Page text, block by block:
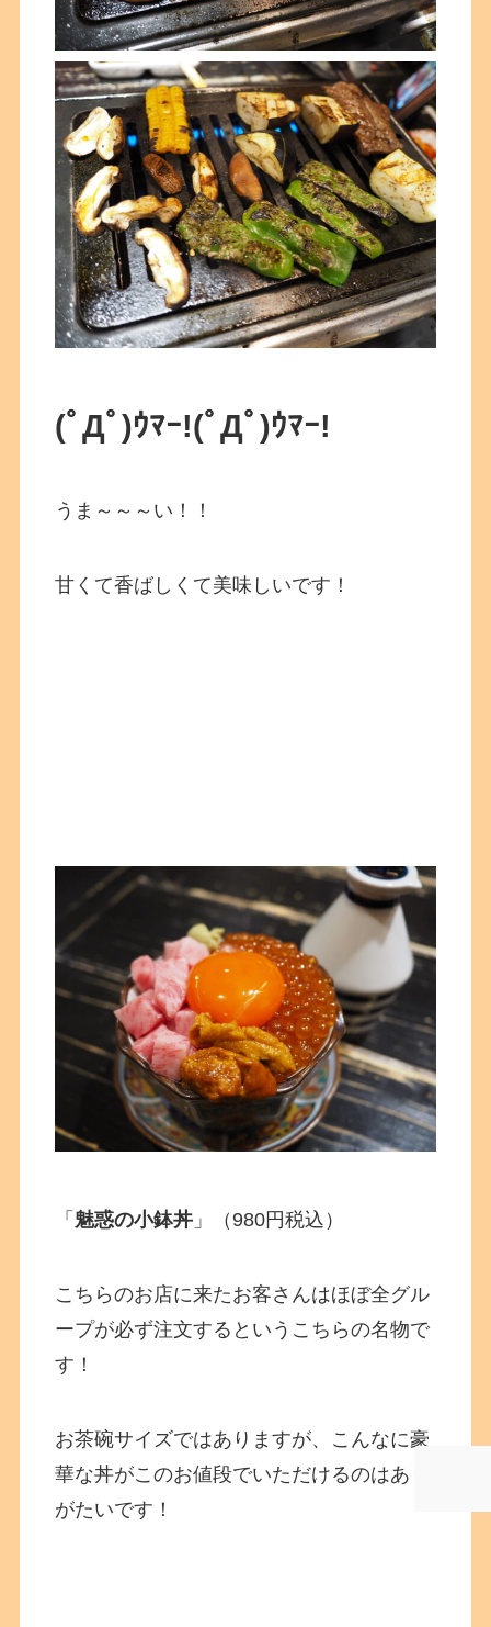
(ﾟДﾟ)ｳﾏｰ!(ﾟДﾟ)ｳﾏｰ!
うま～～～い！！
甘くて香ばしくて美味しいです！
「 魅惑の小鉢丼 」（980円税込）
こちらのお店に来たお客さんはほぼ全グル
ープが必ず注文するというこちらの名物で
す！
お茶碗サイズではありますが、こんなに豪
華な丼がこのお値段でいただけるのはあり
がたいです！